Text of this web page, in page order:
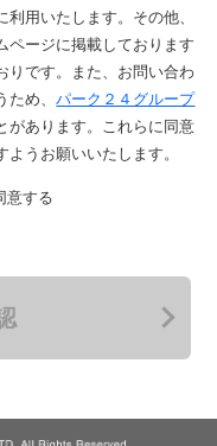
用いたします。その他、
ページに掲載しております
りです。
また、お問い合わ
ため、パーク２４グループ
あります。
これらに同意
うお願いいたします。
意する